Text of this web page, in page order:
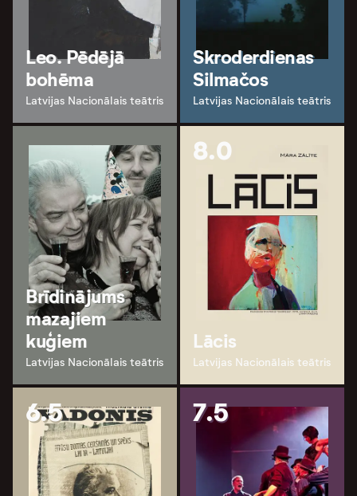
Leo. Pēdējā
bohēma
Latvijas Nacionālais teātris
Skroderdienas
Silmačos
Latvijas Nacionālais teātris
Brīdinājums
mazajiem
kuģiem
Latvijas Nacionālais teātris
8.0
Lācis
Latvijas Nacionālais teātris
6.5 7.5